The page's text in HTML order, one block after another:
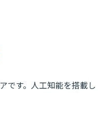
です。人工知能を搭載し